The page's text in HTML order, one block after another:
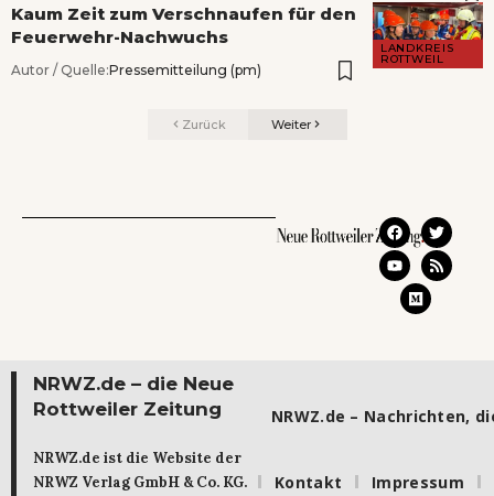
LANDKREIS
ROTTWEIL
Kaum Zeit zum Verschnaufen für den
Feuerwehr-Nachwuchs
Autor / Quelle:Pressemitteilung (pm)
Zurück Weiter
NRWZ.de – die Neue
Rottweiler Zeitung
NRWZ.de ist die Website der
NRWZ Verlag GmbH & Co. KG.
NRWZ.de – Nachrichten,
Kontakt Impressum